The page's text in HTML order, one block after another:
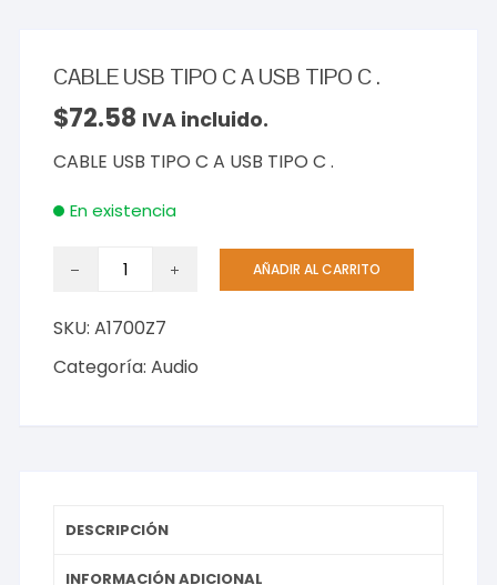
CABLE USB TIPO C A USB TIPO C .
$72.58 IVA incluido.
CABLE USB TIPO C A USB TIPO C .
En existencia
CABLE
C
A
AÑADIR AL CARRITO
SKU:A1700Z7
Categoría:Audio
DESCRIPCIÓN
INFORMACIÓN ADICIONAL